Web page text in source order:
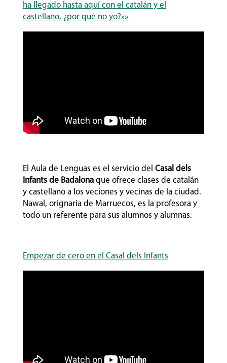
ha llegado hasta aquí con el catalán y el
castellano, ¿por qué no yo?»»
El Aula de Lenguas es el servicio del Casal dels
Infants de Badalonaque ofrece clases de catalán
y castellano a los veciones y vecinas de la ciudad.
Nawal, orignaria de Marruecos, es la profesora y
todo un referente para sus alumnos y alumnas.
Empezar de cero en el Casal dels Infants